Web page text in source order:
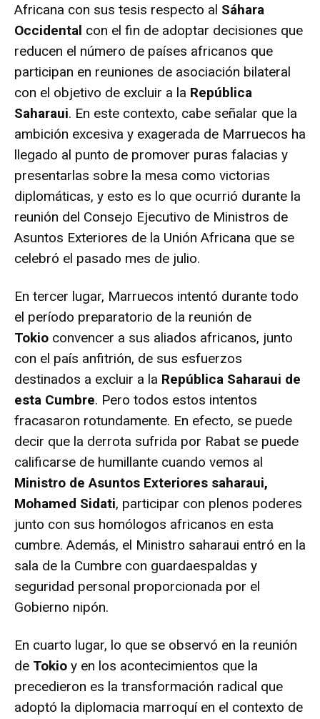
Africana con sus tesis respecto al Sáhara
Occidental con el fin de adoptar decisiones que
reducen el número de países africanos que
participan en reuniones de asociación bilateral
con el objetivo de excluir a la República
Saharaui. En este contexto, cabe señalar que la
ambición excesiva y exagerada de Marruecos ha
llegado al punto de promover puras falacias y
presentarlas sobre la mesa como victorias
diplomáticas, y esto es lo que ocurrió durante la
reunión del Consejo Ejecutivo de Ministros de
Asuntos Exteriores de la Unión Africana que se
celebró el pasado mes de julio.
En tercer lugar, Marruecos intentó durante todo
el período preparatorio de la reunión de
Tokio convencer a sus aliados africanos, junto
con el país anfitrión, de sus esfuerzos
destinados a excluir a la República Saharaui de
esta Cumbre. Pero todos estos intentos
fracasaron rotundamente. En efecto, se puede
decir que la derrota sufrida por Rabat se puede
calificarse de humillante cuando vemos al
Ministro de Asuntos Exteriores saharaui,
Mohamed Sidati, participar con plenos poderes
junto con sus homólogos africanos en esta
cumbre. Además, el Ministro saharaui entró en la
sala de la Cumbre con guardaespaldas y
seguridad personal proporcionada por el
Gobierno nipón.
En cuarto lugar, lo que se observó en la reunión
de Tokio y en los acontecimientos que la
precedieron es la transformación radical que
adoptó la diplomacia marroquí en el contexto de